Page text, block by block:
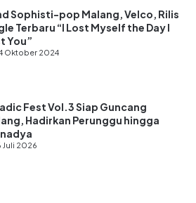
Sophisti-pop Malang, Velco, Rilis
Terbaru “I Lost Myself the Day I
You”
Oktober 2024
Fest Vol.3 Siap Guncang
Hadirkan Perunggu hingga
Juli 2026